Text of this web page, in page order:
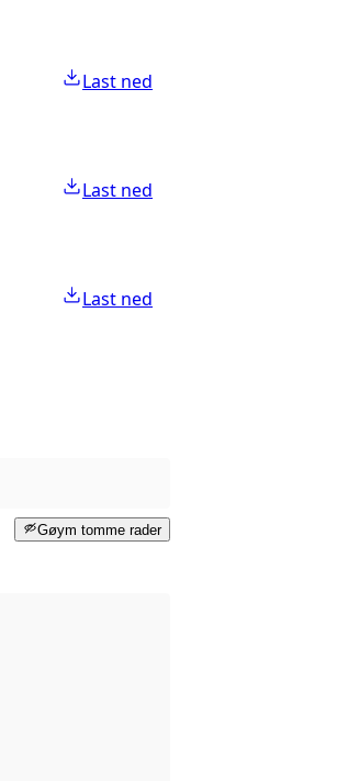
Last ned
Last ned
Last ned
Gøym tomme rader